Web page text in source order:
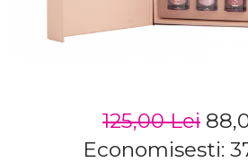
125,00 Lei
Economisesti: